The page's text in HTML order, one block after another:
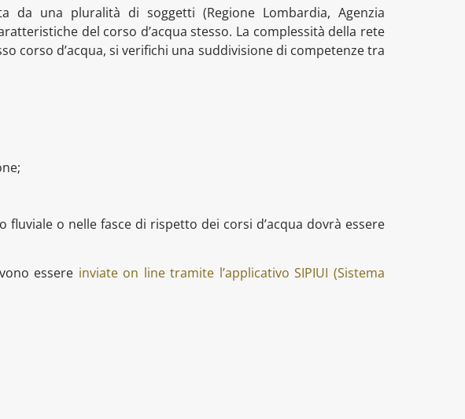
da una pluralità di soggetti (Regione Lombardia, Agenzia
del corso d’acqua stesso. La complessità della rete
corso d’acqua, si verifichi una suddivisione di competenze tra
o nelle fasce di rispetto dei corsi d’acqua dovrà essere
essere inviate on line tramite l’applicativo SIPIUI (Sistema